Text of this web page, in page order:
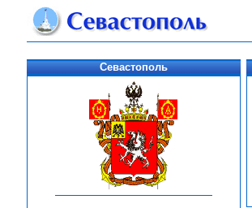
Севастополь